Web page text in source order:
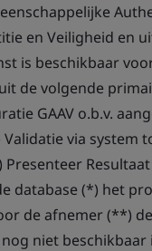
en Veiligheid en
is beschikbaar
de volgende
GAAV o.b.v.
via
database (*) het
de afnemer (**)
nog niet